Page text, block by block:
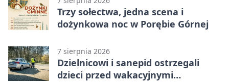
Trzy sołectwa, jedna scena i
dożynkowa noc w Porębie Górnej
7 sierpnia 2026
Dzielnicowi i sanepid ostrzegali
dzieci przed wakacyjnymi